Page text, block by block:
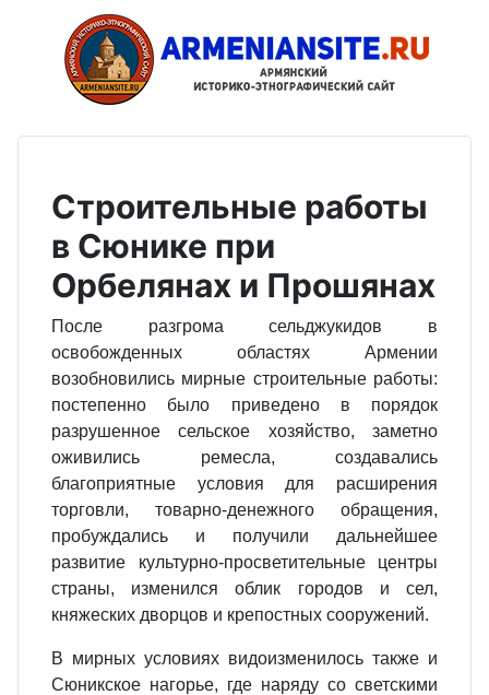
Строительные работы
в Сюнике при
Орбелянах и Прошянах
После разгрома сельджукидов в
освобожденных областях Армении
возобновились мирные строительные работы:
постепенно было приведено в порядок
разрушенное сельское хозяйство, заметно
оживились ремесла, создавались
благоприятные условия для расширения
торговли, товарно-денежного обращения,
пробуждались и получили дальнейшее
развитие культурно-просветительные центры
страны, изменился облик городов и сел,
княжеских дворцов и крепостных сооружений.
В мирных условиях видоизменилось также и
Сюникское нагорье, где наряду со светскими